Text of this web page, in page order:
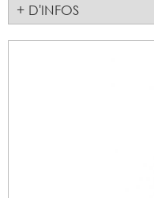
+ D'INFOS